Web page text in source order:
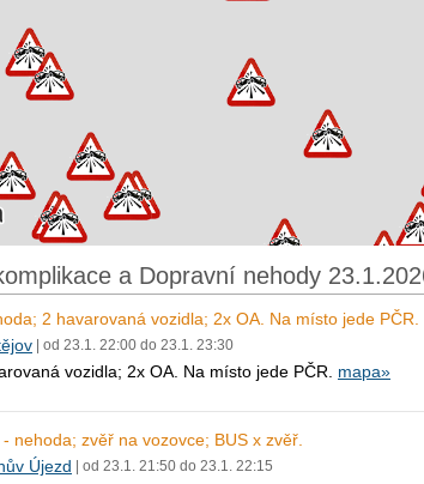
a Dopravní nehody
2 havarovaná vozidla; 2x OA. Na místo jede PČR.
| od 23.1. 22:00 do 23.1. 23:30
vozidla; 2x OA. Na místo jede PČR. mapa»
nehoda; zvěř na vozovce; BUS x zvěř.
Újezd | od 23.1. 21:50 do 23.1. 22:15